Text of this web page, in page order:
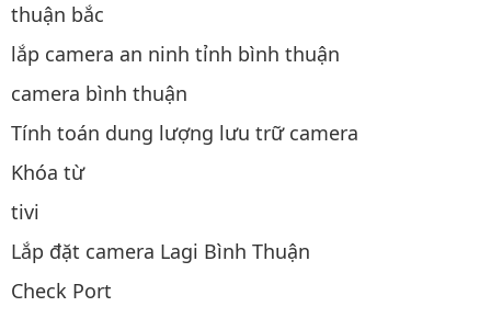
thuận bắc
lắp camera an ninh tỉnh bình thuận
camera bình thuận
Tính toán dung lượng lưu trữ camera
Khóa từ
tivi
Lắp đặt camera Lagi Bình Thuận
Check Port